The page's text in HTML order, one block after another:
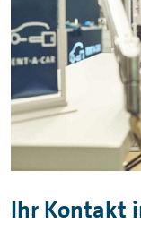
Ihr Kontakt